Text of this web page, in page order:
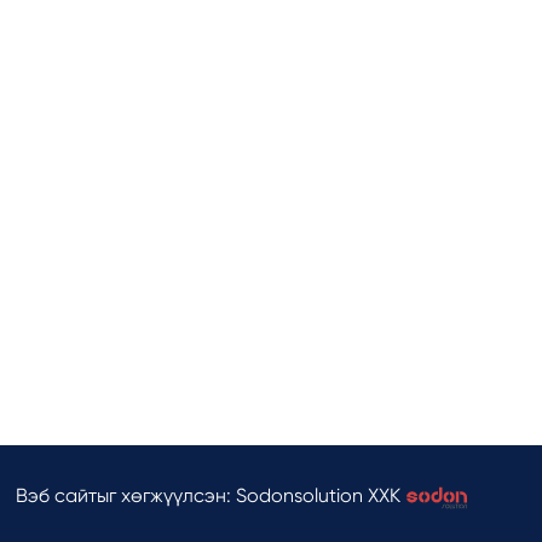
Вэб сайтыг хөгжүүлсэн: Sodonsolution ХХК